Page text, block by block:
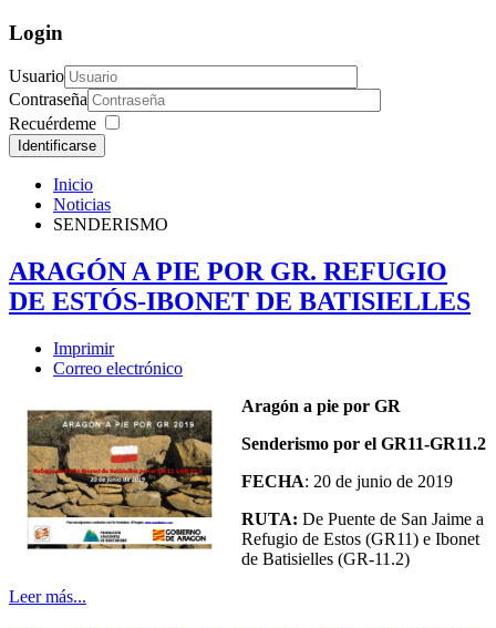
Login
Usuario
Contraseña
Recuérdeme
Identificarse
Inicio
Noticias
SENDERISMO
ARAGÓN A PIE POR GR. REFUGIO
DE ESTÓS-IBONET DE BATISIELLES
Imprimir
Correo electrónico
Aragón a pie por GR
Senderismo por el GR11-GR11.2
FECHA: 20 de junio de 2019
RUTA: De Puente de San Jaime a
Refugio de Estos (GR11) e Ibonet
de Batisielles (GR-11.2)
Leer más...